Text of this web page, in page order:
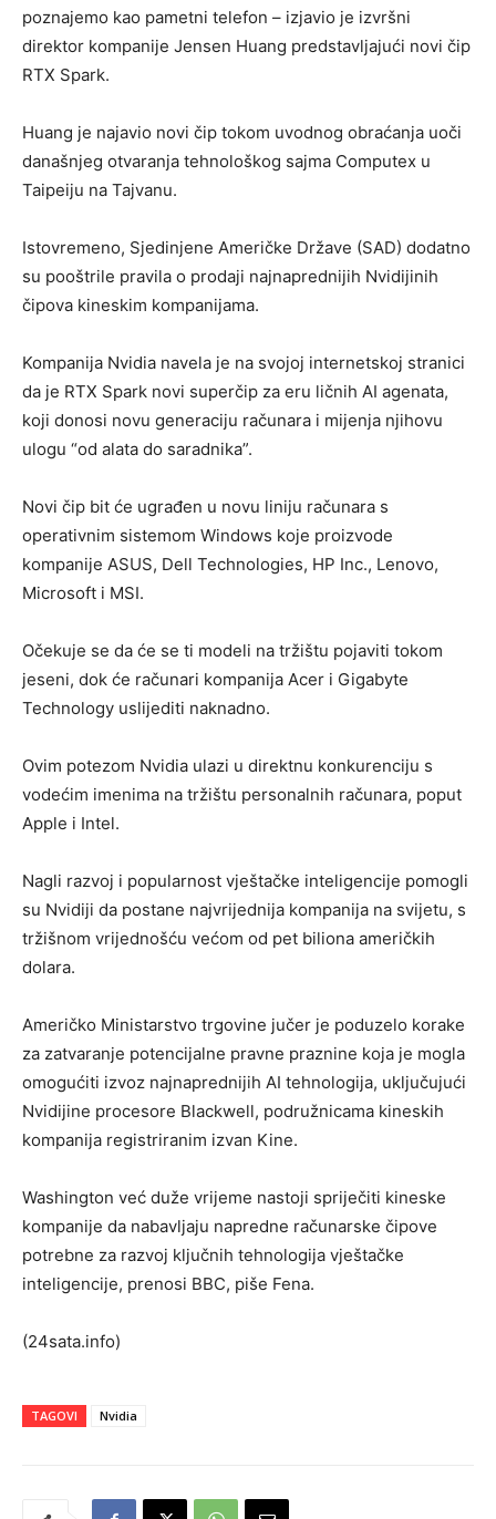
poznajemo kao pametni telefon – izjavio je izvršni
direktor kompanije Jensen Huang predstavljajući novi čip
RTX Spark.
Huang je najavio novi čip tokom uvodnog obraćanja uoči
današnjeg otvaranja tehnološkog sajma Computex u
Taipeiju na Tajvanu.
Istovremeno, Sjedinjene Američke Države (SAD) dodatno
su pooštrile pravila o prodaji najnaprednijih Nvidijinih
čipova kineskim kompanijama.
Kompanija Nvidia navela je na svojoj internetskoj stranici
da je RTX Spark novi superčip za eru ličnih AI agenata,
koji donosi novu generaciju računara i mijenja njihovu
ulogu “od alata do saradnika”.
Novi čip bit će ugrađen u novu liniju računara s
operativnim sistemom Windows koje proizvode
kompanije ASUS, Dell Technologies, HP Inc., Lenovo,
Microsoft i MSI.
Očekuje se da će se ti modeli na tržištu pojaviti tokom
jeseni, dok će računari kompanija Acer i Gigabyte
Technology uslijediti naknadno.
Ovim potezom Nvidia ulazi u direktnu konkurenciju s
vodećim imenima na tržištu personalnih računara, poput
Apple i Intel.
Nagli razvoj i popularnost vještačke inteligencije pomogli
su Nvidiji da postane najvrijednija kompanija na svijetu, s
tržišnom vrijednošću većom od pet biliona američkih
dolara.
Američko Ministarstvo trgovine jučer je poduzelo korake
za zatvaranje potencijalne pravne praznine koja je mogla
omogućiti izvoz najnaprednijih AI tehnologija, uključujući
Nvidijine procesore Blackwell, podružnicama kineskih
kompanija registriranim izvan Kine.
Washington već duže vrijeme nastoji spriječiti kineske
kompanije da nabavljaju napredne računarske čipove
potrebne za razvoj ključnih tehnologija vještačke
inteligencije, prenosi BBC, piše Fena.
(24sata.info)
TAGOVI Nvidia